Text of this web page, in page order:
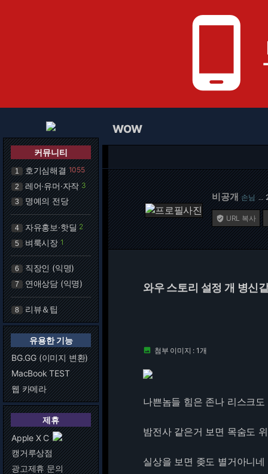
phone_android
커뮤니티
1 호기심해결 1055
2 레어·유머·자작 3
3 명예의 전당
4 자유홍보·핫딜 2
5 벼룩시장 1
6 직장인 (익명)
7 연애상담 (익명)
8 리뷰＆팁
유용한 기능
BG.GG (이미지 변환)
MacBook TEST
웹 카메라
제휴
Apple X C
캥거루상점
광고제휴 문의
WOW
비공개 손님 …
 URL 복사
와우 스토리 설정 개 병신
 첨부 이미지 : 1개
나쁜놈들 힘은 존나 리스크
밤전사 같은거 보면 목숨도
실상을 보면 좆도 별거아니